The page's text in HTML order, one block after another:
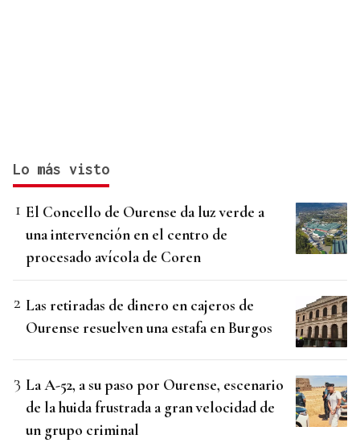
Lo más visto
El Concello de Ourense da luz verde a
una intervención en el centro de
procesado avícola de Coren
Las retiradas de dinero en cajeros de
Ourense resuelven una estafa en Burgos
La A-52, a su paso por Ourense, escenario
de la huida frustrada a gran velocidad de
un grupo criminal